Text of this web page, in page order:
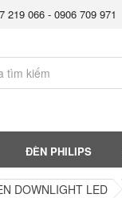
219 066 - 0906 709 971
ĐÈN PHILIPS
DOWNLIGHT LED